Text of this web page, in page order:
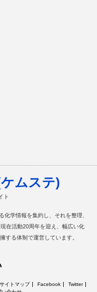
ムステ)
ト
化学情報を集約し、それを整理、
在活動20周年を迎え、幅広い化
する体制で運営しています。
サイトマップ Facebook
Twitter